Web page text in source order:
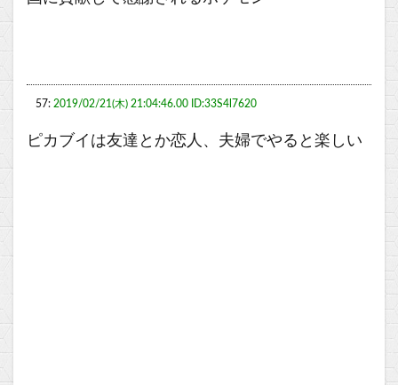
57: 2019/02/21(木) 21:04:46.00 ID:33S4l7620
ピカブイは友達とか恋人、夫婦でやると楽しい